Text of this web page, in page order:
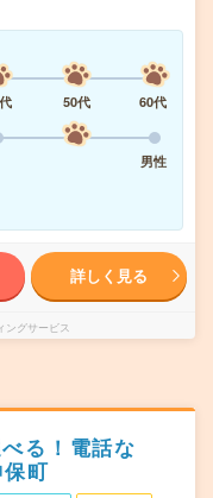
50代
60代
男性
詳しく見る
ングサービス
る！電話な
町